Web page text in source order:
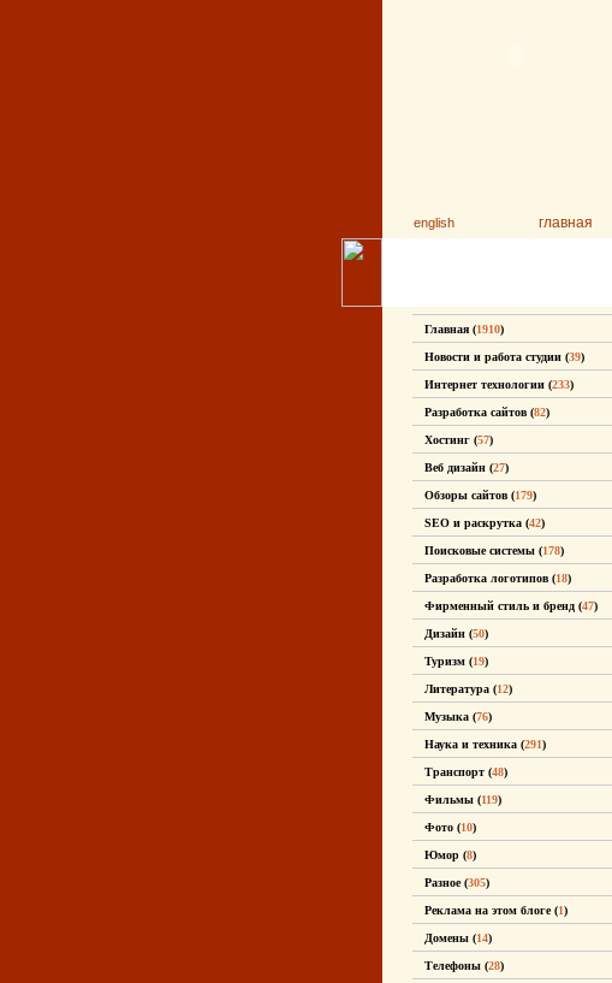
english главная
Главная (1910)
Новости и работа студии (39)
Интернет технологии (233)
Разработка сайтов (82)
Хостинг (57)
Веб дизайн (27)
Обзоры сайтов (179)
SEO и раскрутка (42)
Поисковые системы (178)
Разработка логотипов (18)
Фирменный стиль и бренд (47)
Дизайн (50)
Туризм (19)
Литература (12)
Музыка (76)
Наука и техника (291)
Транспорт (48)
Фильмы (119)
Фото (10)
Юмор (8)
Разное (305)
Реклама на этом блоге (1)
Домены (14)
Телефоны (28)